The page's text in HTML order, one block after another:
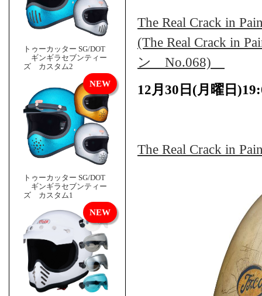
トゥーカッター SG/DOT
ギンギラセブンティー
ズ カスタム2
トゥーカッター SG/DOT
ギンギラセブンティー
ズ カスタム1
The Real Crack in
(The Real Crack in
ン No.068)
12月30日(月曜日
The Real Crack in